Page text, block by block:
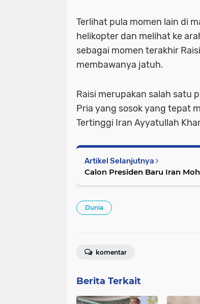
Terlihat pula momen lain di
helikopter dan melihat ke
sebagai momen terakhir
membawanya jatuh.
Raisi merupakan salah satu
Pria yang sosok yang tepat
Tertinggi Iran Ayyatullah
Artikel Selanjutnya
Calon Presiden Baru Iran
Dunia
komentar
Berita Terkait